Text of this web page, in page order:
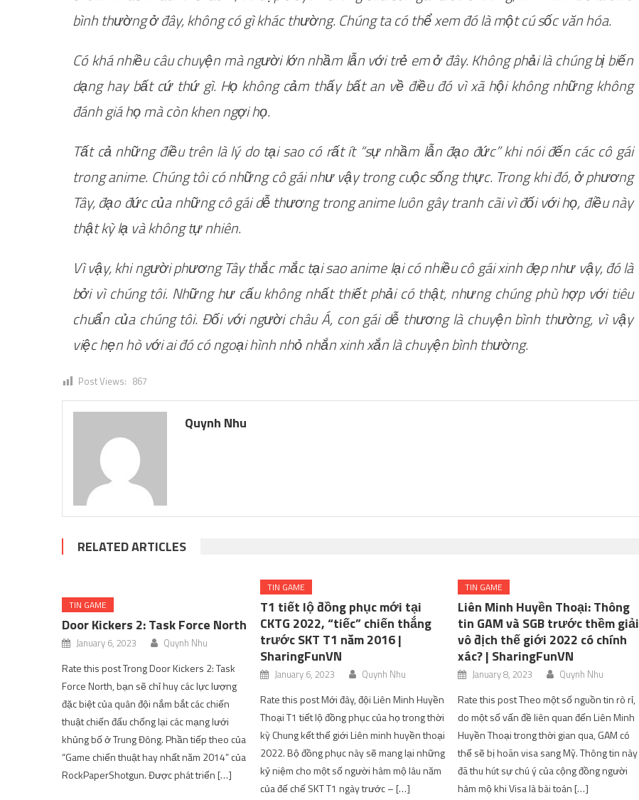
bình thường ở đây, không có gì khác thường. Chúng ta có thể xem đó là một cú sốc văn hóa.
Có khá nhiều câu chuyện mà người lớn nhầm lẫn với trẻ em ở đây. Không phải là chúng bị biến
dạng hay bất cứ thứ gì. Họ không cảm thấy bất an về điều đó vì xã hội không những không
đánh giá họ mà còn khen ngợi họ.
Tất cả những điều trên là lý do tại sao có rất ít “sự nhầm lẫn đạo đức” khi nói đến các cô gái
trong anime. Chúng tôi có những cô gái như vậy trong cuộc sống thực. Trong khi đó, ở phương
Tây, đạo đức của những cô gái dễ thương trong anime luôn gây tranh cãi vì đối với họ, điều này
thật kỳ lạ và không tự nhiên.
Vì vậy, khi người phương Tây thắc mắc tại sao anime lại có nhiều cô gái xinh đẹp như vậy, đó là
bởi vì chúng tôi. Những hư cấu không nhất thiết phải có thật, nhưng chúng phù hợp với tiêu
chuẩn của chúng tôi. Đối với người châu Á, con gái dễ thương là chuyện bình thường, vì vậy
việc hẹn hò với ai đó có ngoại hình nhỏ nhắn xinh xắn là chuyện bình thường.
Post Views: 867
Quynh Nhu
RELATED ARTICLES
TIN GAME
Door Kickers 2: Task Force North
January 6, 2023 Quynh Nhu
Rate this post Trong Door Kickers 2: Task
Force North, bạn sẽ chỉ huy các lực lượng
đặc biệt của quân đội nắm bắt các chiến
thuật chiến đấu chống lại các mạng lưới
khủng bố ở Trung Đông. Phần tiếp theo của
“Game chiến thuật hay nhất năm 2014” của
RockPaperShotgun. Được phát triển […]
TIN GAME
T1 tiết lộ đồng phục mới tại
CKTG 2022, “tiếc” chiến thắng
trước SKT T1 năm 2016 |
SharingFunVN
January 6, 2023 Quynh Nhu
Rate this post Mới đây, đội Liên Minh Huyền
Thoại T1 tiết lộ đồng phục của họ trong thời
kỳ Chung kết thế giới Liên minh huyền thoại
2022. Bộ đồng phục này sẽ mang lại những
kỷ niệm cho một số người hâm mộ lâu năm
của đế chế SKT T1 ngày trước – […]
TIN GAME
Liên Minh Huyền Thoại: Thông
tin GAM và SGB trước thềm giải
vô địch thế giới 2022 có chính
xác? | SharingFunVN
January 8, 2023 Quynh Nhu
Rate this post Theo một số nguồn tin rò rỉ,
do một số vấn đề liên quan đến Liên Minh
Huyền Thoại trong thời gian qua, GAM có
thể sẽ bị hoãn visa sang Mỹ. Thông tin này
đã thu hút sự chú ý của cộng đồng người
hâm mộ khi Visa là bài toán […]